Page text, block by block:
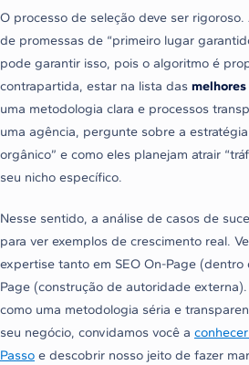
O processo de seleção deve ser
de promessas de “primeiro lugar
pode garantir isso, pois o algoritmo é
contrapartida, estar na lista das melhores
uma metodologia clara e processos
uma agência, pergunte sobre a
orgânico” e como eles planejam atrair
seu nicho específico.
Nesse sentido, a análise de casos de
para ver exemplos de crescimento real.
expertise tanto em SEO On-Page
Page (construção de autoridade
como uma metodologia séria e
seu negócio, convidamos você a
Passo e descobrir nosso jeito de fazer